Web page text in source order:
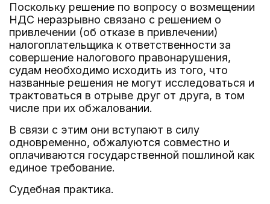
Поскольку решение по вопросу о возмещении
НДС неразрывно связано с решением о
привлечении (об отказе в привлечении)
налогоплательщика к ответственности за
совершение налогового правонарушения,
судам необходимо исходить из того, что
названные решения не могут исследоваться и
трактоваться в отрыве друг от друга, в том
числе при их обжаловании.
В связи с этим они вступают в силу
одновременно, обжалуются совместно и
оплачиваются государственной пошлиной как
единое требование.
Судебная практика.